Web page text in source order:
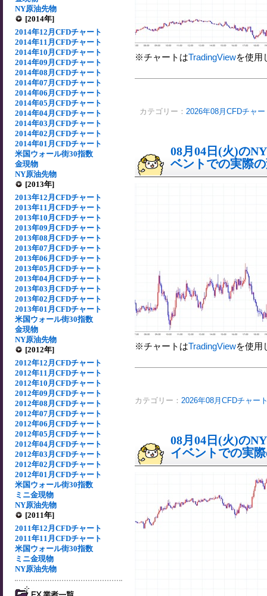
NY原油先物
[2014年]
2014年12月CFDチャート
2014年11月CFDチャート
2014年10月CFDチャート
2014年09月CFDチャート
2014年08月CFDチャート
2014年07月CFDチャート
2014年06月CFDチャート
2014年05月CFDチャート
2014年04月CFDチャート
2014年03月CFDチャート
2014年02月CFDチャート
2014年01月CFDチャート
米国ウォール街30指数
金現物
NY原油先物
[2013年]
2013年12月CFDチャート
2013年11月CFDチャート
2013年10月CFDチャート
2013年09月CFDチャート
2013年08月CFDチャート
2013年07月CFDチャート
2013年06月CFDチャート
2013年05月CFDチャート
2013年04月CFDチャート
2013年03月CFDチャート
2013年02月CFDチャート
2013年01月CFDチャート
米国ウォール街30指数
金現物
NY原油先物
[2012年]
2012年12月CFDチャート
2012年11月CFDチャート
2012年10月CFDチャート
2012年09月CFDチャート
2012年08月CFDチャート
2012年07月CFDチャート
2012年06月CFDチャート
2012年05月CFDチャート
2012年04月CFDチャート
2012年03月CFDチャート
2012年02月CFDチャート
2012年01月CFDチャート
米国ウォール街30指数
ミニ金現物
NY原油先物
[2011年]
2011年12月CFDチャート
2011年11月CFDチャート
米国ウォール街30指数
ミニ金現物
NY原油先物
※チャートはTradingViewを使用
カテゴリー： 2026年08月CFDチャー
08月04日(火)の
ベントでの実際
※チャートはTradingViewを使用
カテゴリー： 2026年08月CFDチャー
08月04日(火)の
イベントでの実